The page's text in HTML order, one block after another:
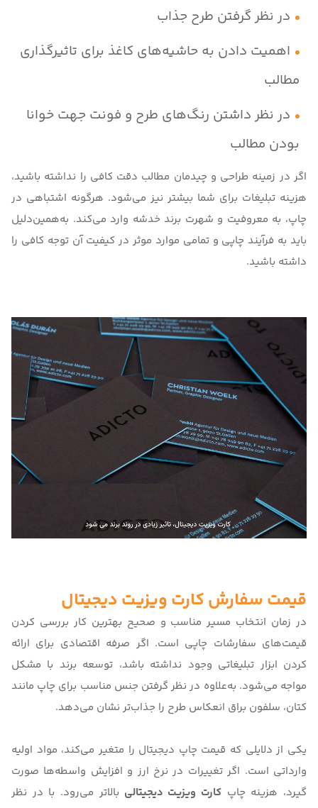
در نظر گرفتن طرح جذاب
اهمیت دادن به حاشیه‌های کاغذ برای تاثیرگذاری
مطالب
در نظر داشتن رنگ‌های طرح و فونت جهت خوانا
بودن مطالب
اگر در زمینه طراحی و چیدمان مطالب دقت کافی را نداشته باشید،
هزینه تبلیغات برای شما بیشتر نیز می‌شود. هرگونه اشتباهی در
چاپ، به معروفیت و شهرت برند خدشه وارد می‌کند. به‌همین‌دلیل
باید به فرآیند چاپی و تمامی موارد موثر در کیفیت آن توجه کافی را
داشته باشید.
قیمت سفارش کارت ویزیت دیجیتال
در زمان انتخاب مسیر مناسب و صحیح بهترین کار بررسی کردن
قیمت‌های سفارشات چاپی است. اگر صرفه‌ اقتصادی برای ارائه
کردن ابزار تبلیغاتی وجود نداشته باشد، توسعه برند با مشکل
مواجه می‌شود. به‌علاوه در نظر گرفتن جنس مناسب برای چاپ مانند
کتان، سلفون براق انعکاس طرح را جذاب‌تر نشان می‌دهد.
یکی از دلایلی که قیمت چاپ دیجیتال را متغیر می‌کند، مواد اولیه
وارداتی است. اگر تغییرات در نرخ ارز و افزایش واسطه‌ها صورت
گیرد، هزینه چاپکارت ویزیت دیجیتالی بالاتر می‌رود. با در نظر